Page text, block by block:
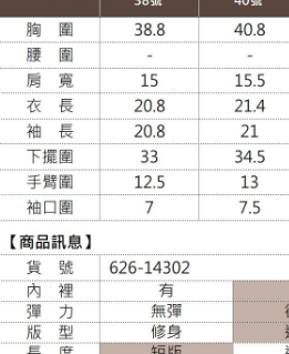
付款後7-11取貨
每筆NT$100，滿NT$988(含以上)免運費
大嘴鳥宅配通
每筆NT$100，滿NT$988(含以上)免運費
貨到付款
每筆NT$120